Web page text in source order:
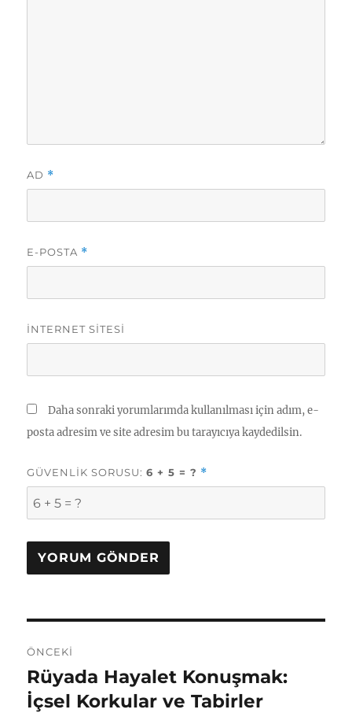
AD *
E-POSTA *
İNTERNET SITESI
Daha sonraki yorumlarımda kullanılması için adım, e-
posta adresim ve site adresim bu tarayıcıya kaydedilsin.
GÜVENLIK SORUSU:6 + 5 = ? *
gezinmesi
ÖNCEKI
Önceki
yazı:
Rüyada Hayalet Konuşmak:
İçsel Korkular ve Tabirler